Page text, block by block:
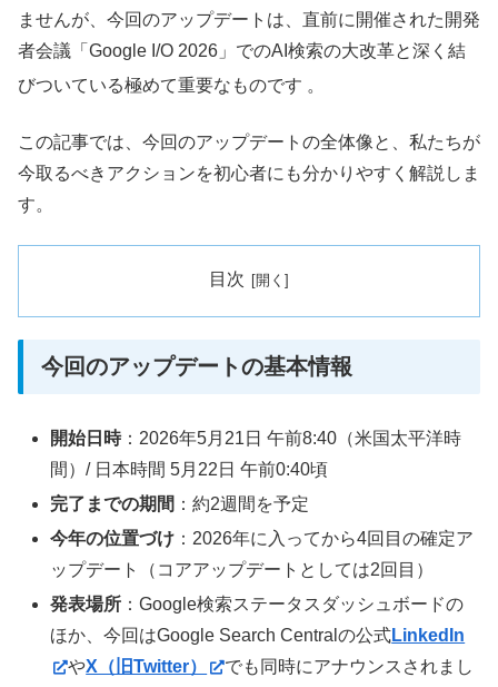
ませんが、今回のアップデートは、直前に開催された開発
者会議「Google I/O 2026」でのAI検索の大改革と深く結
びついている極めて重要なものです 。
この記事では、今回のアップデートの全体像と、私たちが
今取るべきアクションを初心者にも分かりやすく解説しま
す。
目次
今回のアップデートの基本情報
開始日時：2026年5月21日 午前8:40（米国太平洋時
間）/ 日本時間 5月22日 午前0:40頃
完了までの期間 ：約2週間を予定
今年の位置づけ ：2026年に入ってから4回目の確定ア
ップデート（コアアップデートとしては2回目）
発表場所 ：Google検索ステータスダッシュボードの
ほか、今回はGoogle Search Centralの公式LinkedIn
やX（旧Twitter）
でも同時にアナウンスされまし